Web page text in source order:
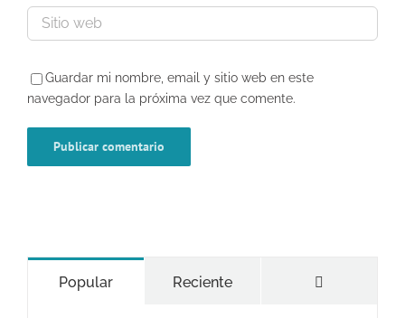
Guardar mi nombre, email y sitio web en este
navegador para la próxima vez que comente.
Popular Reciente